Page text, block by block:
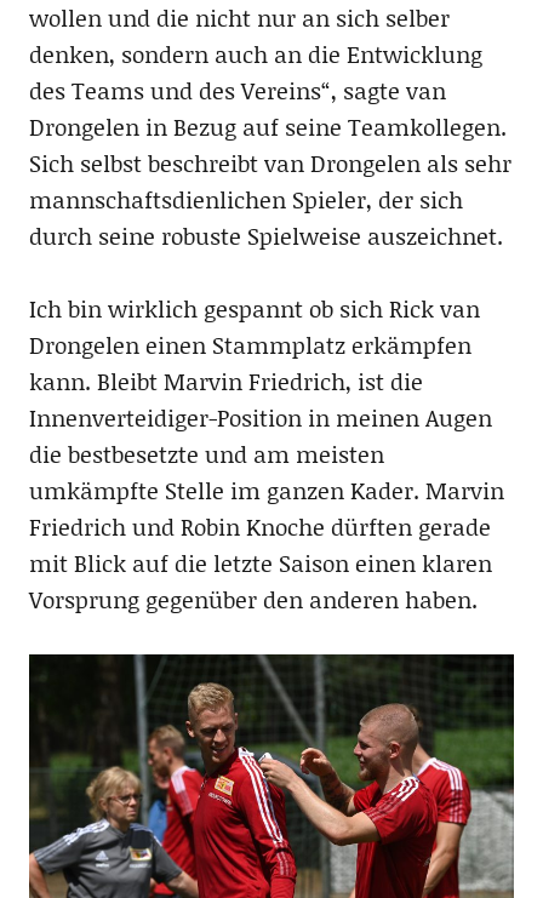
wollen und die nicht nur an sich selber
denken, sondern auch an die Entwicklung
des Teams und des Vereins“, sagte van
Drongelen in Bezug auf seine Teamkollegen.
Sich selbst beschreibt van Drongelen als sehr
mannschaftsdienlichen Spieler, der sich
durch seine robuste Spielweise auszeichnet.
Ich bin wirklich gespannt ob sich Rick van
Drongelen einen Stammplatz erkämpfen
kann. Bleibt Marvin Friedrich, ist die
Innenverteidiger-Position in meinen Augen
die bestbesetzte und am meisten
umkämpfte Stelle im ganzen Kader. Marvin
Friedrich und Robin Knoche dürften gerade
mit Blick auf die letzte Saison einen klaren
Vorsprung gegenüber den anderen haben.